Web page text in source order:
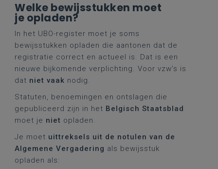
Welke bewijsstukken moet
je opladen?
In het UBO-register moet je soms
bewijsstukken opladen die aantonen dat de
registratie correct en actueel is. Dat is een
nieuwe bijkomende verplichting. Voor vzw’s is
dat niet vaak nodig.
Statuten, benoemingen en ontslagen die
gepubliceerd zijn in het Belgisch Staatsblad
moet je niet opladen.
Je moet uittreksels uit de notulen van de
Algemene Vergadering als bewijsstuk
opladen als: